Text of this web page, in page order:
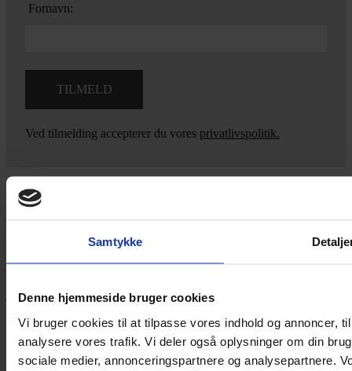
Samtykke
Denne hjemmeside bruger cookies
Vi bruger cookies til at tilpasse vores indhold og annoncer,
analysere vores trafik. Vi deler også oplysninger om din
sociale medier, annonceringspartnere og analysepartnere.
Fornavn:
Ved tilmelding accepterer du vores privatlivspolitik.
Yarn Every Wear
Hvis du bøvler med noget eller ønsker ny inspiration, så skriv til
jeg dig på vej.
Vestergade 12 6270, Tønder
60 51 96 50
post@yarneverywear.dk
CVR 43041649